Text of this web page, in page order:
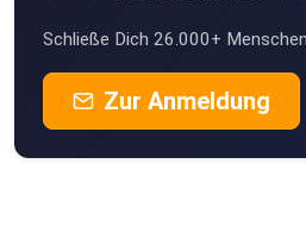
Schließe Dich 26.000+
Zur Anmeldung